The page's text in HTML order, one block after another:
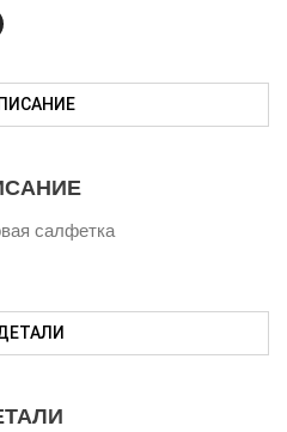
салфетка